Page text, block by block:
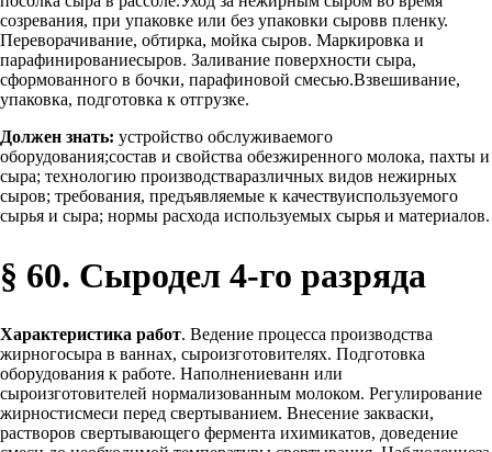
созревания, при упаковке или без упаковки сыровв пленку.
Переворачивание, обтирка, мойка сыров. Маркировка и
парафинированиесыров. Заливание поверхности сыра,
сформованного в бочки, парафиновой смесью.Взвешивание,
упаковка, подготовка к отгрузке.
Должен знать: устройство обслуживаемого
оборудования;состав и свойства обезжиренного молока, пахты и
сыра; технологию производстваразличных видов нежирных
сыров; требования, предъявляемые к качествуиспользуемого
сырья и сыра; нормы расхода используемых сырья и материалов.
§ 60. Сыродел 4-го разряда
Характеристика работ. Ведение процесса производства
жирногосыра в ваннах, сыроизготовителях. Подготовка
оборудования к работе. Наполнениеванн или
сыроизготовителей нормализованным молоком. Регулирование
жирностисмеси перед свертыванием. Внесение закваски,
растворов свертывающего фермента ихимикатов, доведение